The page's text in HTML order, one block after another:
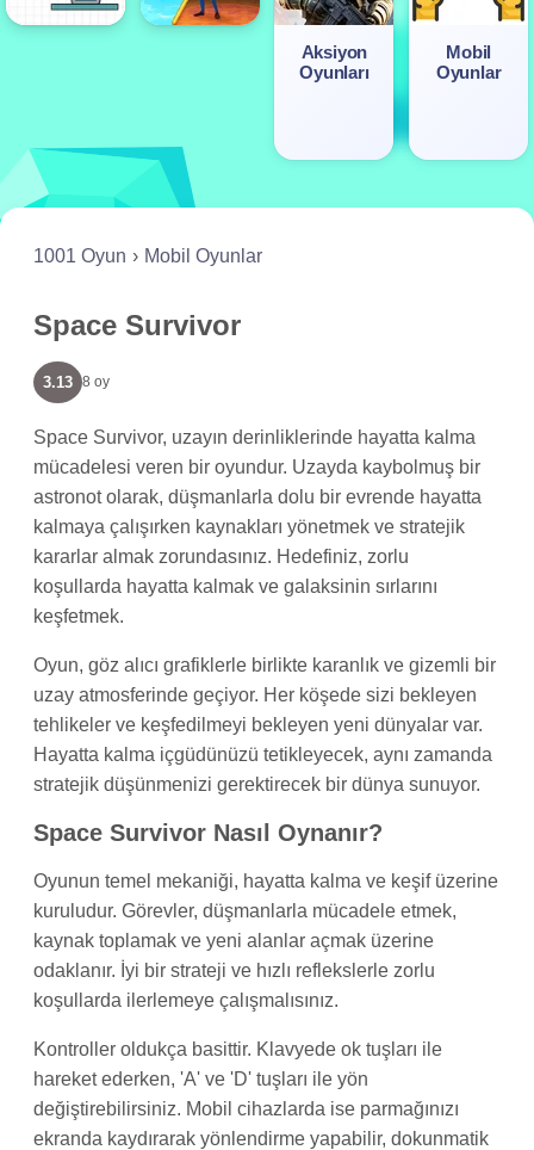
Aksiyon
Oyunları
Mobil
Oyunlar
1001 Oyun Mobil Oyunlar
Space Survivor
3.13 8 oy
Space Survivor, uzayın derinliklerinde hayatta kalma
mücadelesi veren bir oyundur. Uzayda kaybolmuş bir
astronot olarak, düşmanlarla dolu bir evrende hayatta
kalmaya çalışırken kaynakları yönetmek ve stratejik
kararlar almak zorundasınız. Hedefiniz, zorlu
koşullarda hayatta kalmak ve galaksinin sırlarını
keşfetmek.
Oyun, göz alıcı grafiklerle birlikte karanlık ve gizemli bir
uzay atmosferinde geçiyor. Her köşede sizi bekleyen
tehlikeler ve keşfedilmeyi bekleyen yeni dünyalar var.
Hayatta kalma içgüdünüzü tetikleyecek, aynı zamanda
stratejik düşünmenizi gerektirecek bir dünya sunuyor.
Space Survivor Nasıl Oynanır?
Oyunun temel mekaniği, hayatta kalma ve keşif üzerine
kuruludur. Görevler, düşmanlarla mücadele etmek,
kaynak toplamak ve yeni alanlar açmak üzerine
odaklanır. İyi bir strateji ve hızlı reflekslerle zorlu
koşullarda ilerlemeye çalışmalısınız.
Kontroller oldukça basittir. Klavyede ok tuşları ile
hareket ederken, 'A' ve 'D' tuşları ile yön
değiştirebilirsiniz. Mobil cihazlarda ise parmağınızı
ekranda kaydırarak yönlendirme yapabilir, dokunmatik